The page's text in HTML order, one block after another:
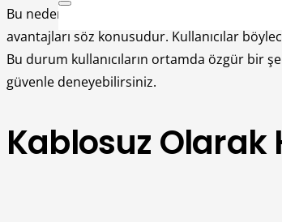
Bu nedenle bugün herhangi kablolar
avantajları söz konusudur. Kullanıcılar
Bu durum kullanıcıların ortamda özgür bir
güvenle deneyebilirsiniz.
Kablosuz Olarak